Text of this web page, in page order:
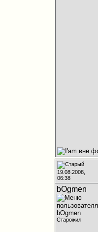
19.08.2008,
06:38
bOgmen
Старожил